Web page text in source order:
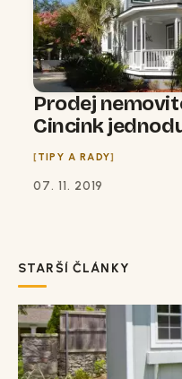
Prodej
Cincink
TIPY A RADY
07. 11. 2019
STARŠÍ ČLÁNKY